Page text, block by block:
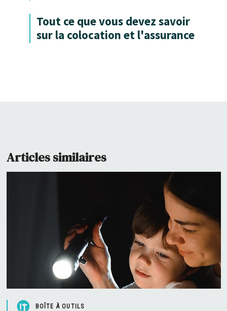
Tout ce que vous devez savoir
sur la colocation et l'assurance
Articles similaires
BOÎTE À OUTILS